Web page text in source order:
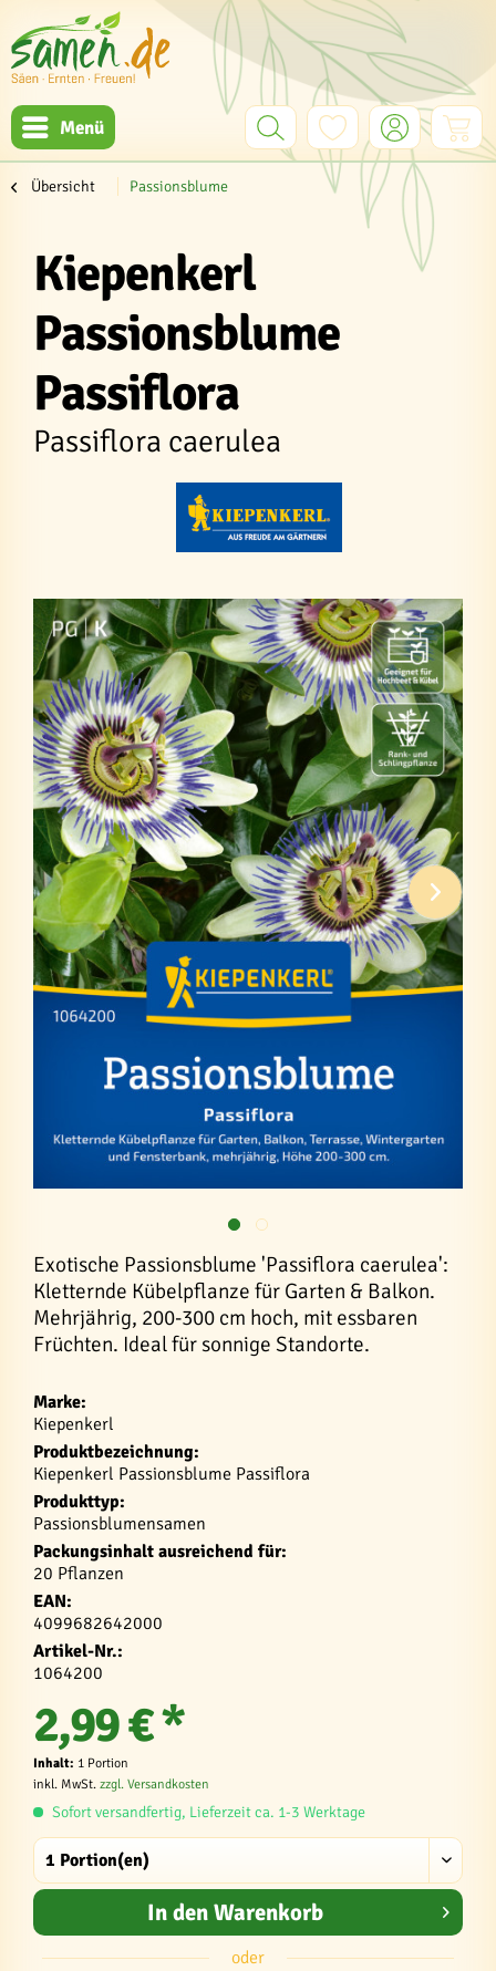
Menü
Übersicht Passionsblume
Kiepenkerl
Passionsblume
Passiflora
Passiflora caerulea
Exotische Passionsblume 'Passiflora caerulea':
Kletternde Kübelpflanze für Garten & Balkon.
Mehrjährig, 200-300 cm hoch, mit essbaren
Früchten. Ideal für sonnige Standorte.
Marke:
Kiepenkerl
Produktbezeichnung:
Kiepenkerl Passionsblume Passiflora
Produkttyp:
Passionsblumensamen
Packungsinhalt ausreichend für:
20 Pflanzen
EAN:
4099682642000
Artikel-Nr.:
1064200
2,99 € *
Inhalt: 1 Portion
inkl. MwSt. zzgl. Versandkosten
Sofort versandfertig, Lieferzeit ca. 1-3 Werktage
In den Warenkorb
oder